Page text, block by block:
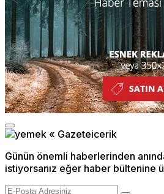
Günün önemli haberlerinden
istiyorsanız eğer haber bültenine